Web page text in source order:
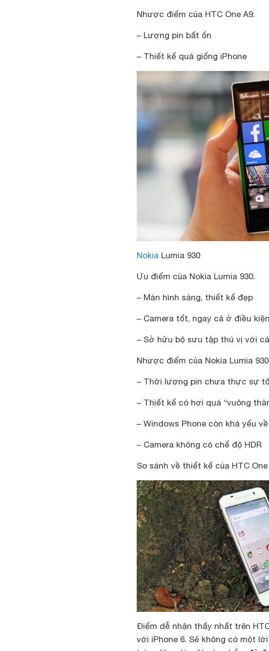
Nhược điểm của HTC One A9:
– Lượng pin bất ổn
– Thiết kế quá giống iPhone
Nokia Lumia 930
Ưu điểm của Nokia Lumia 930:
– Màn hình sáng, thiết kế đẹp
– Camera tốt, ngay cả ở điều
– Sở hữu bộ sưu tập thú vị với
Nhược điểm của Nokia Lumia
– Thời lượng pin chưa thực sự
– Thiết kế có hơi quá “vuông
– Windows Phone còn khá yếu
– Camera không có chế độ HDR
So sánh về thiết kế của HTC
Điểm dễ nhận thấy nhất trên
với iPhone 6. Sẽ không có một